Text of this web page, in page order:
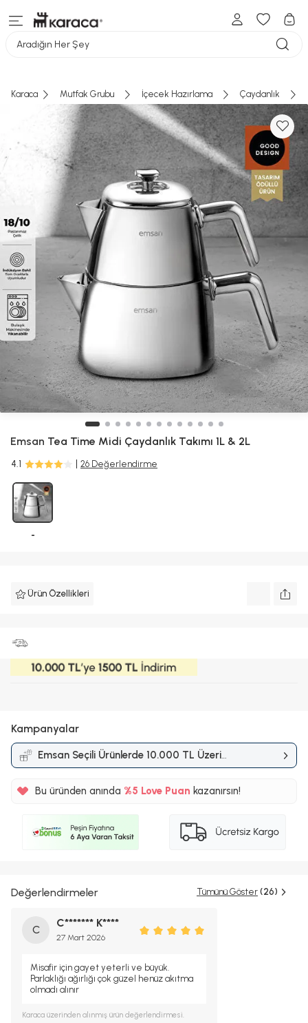
Aradığın Her Şey
Karaca Mutfak Grubu İçecek Hazırlama Çaydanlık
Emsan Tea Time Midi Çaydanlık Takımı 1L & 2L
4.1 26 Değerlendirme
-
Ürün Özellikleri
Kampanyalar
Emsan Seçili Ürünlerde 10.000 TL Üzeri
Alışverişlerde 1.500 TL İndirimKampanyası
Bu üründen anında %5
%5
Love Puan kazanırsın!
Değerlendirmeler Tümünü Göster (26)
C
C******* K****
27 Mart 2026
Misafir için gayet yeterli ve büyük.
Parlaklığı ağırlığı çok güzel henüz akıtma
olmadı alınır
Karaca üzerinden alınmış ürün değerlendirmesi.